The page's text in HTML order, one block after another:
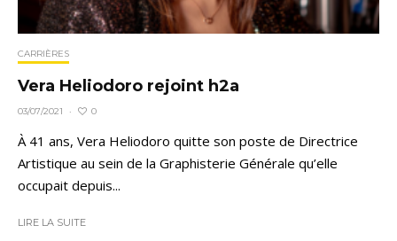
CARRIÈRES
Vera Heliodoro rejoint h2a
03/07/2021 · 0
À 41 ans, Vera Heliodoro quitte son poste de Directrice
Artistique au sein de la Graphisterie Générale qu’elle
occupait depuis...
LIRE LA SUITE